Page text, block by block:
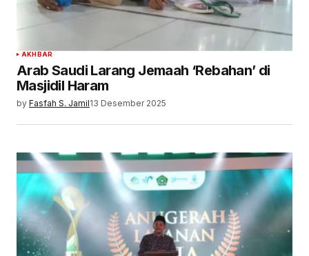
AKHBAR
Arab Saudi Larang Jemaah ‘Rebahan’ di
Masjidil Haram
by Fasfah S. Jamil13 Desember 2025